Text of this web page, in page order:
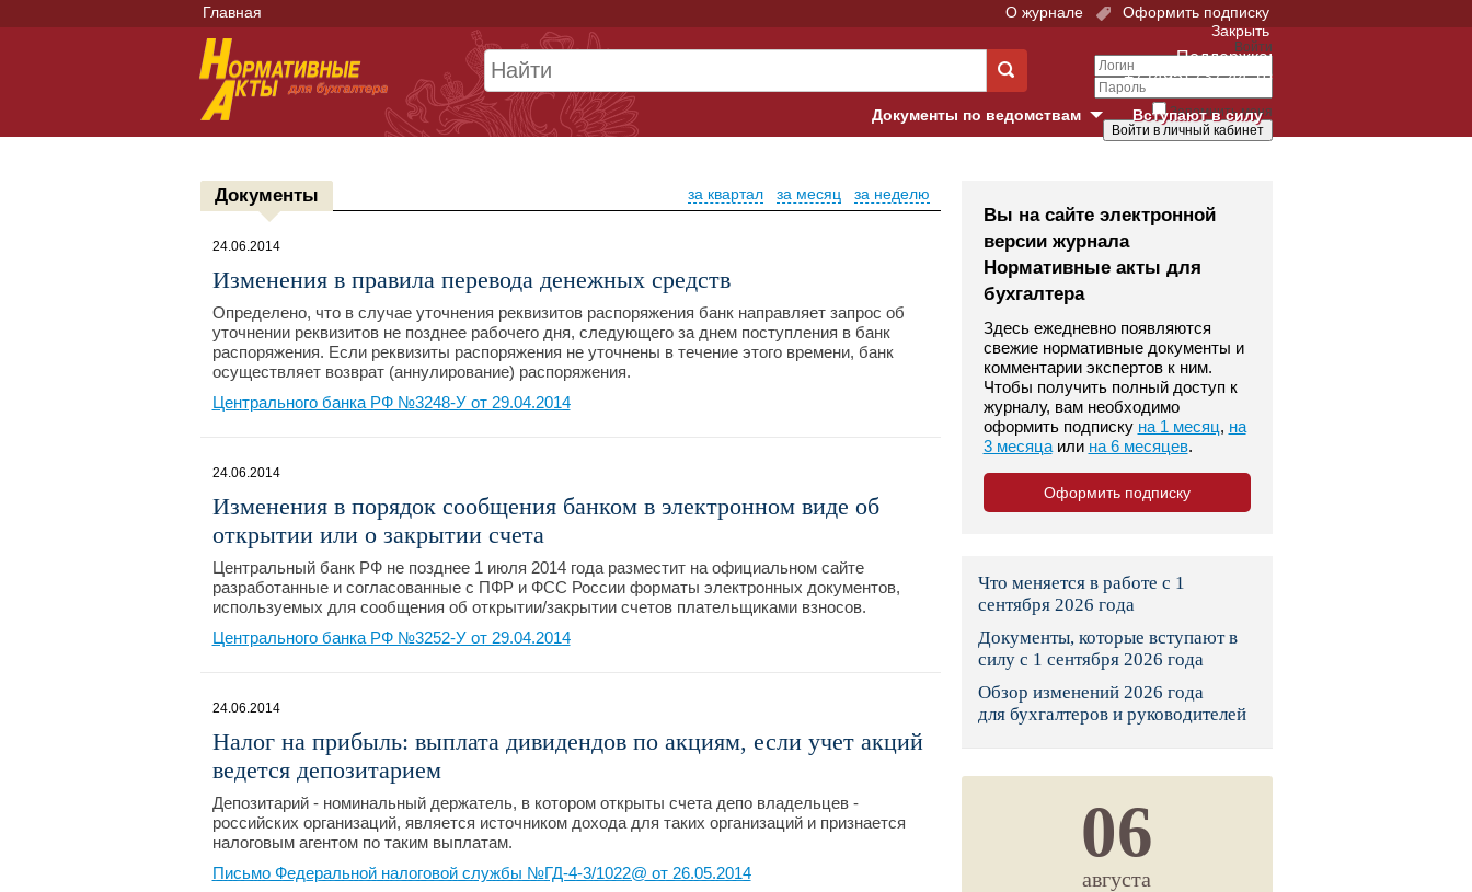
Главная О журнале
Оформить подписку
Закрыть
Войти
Запомнить меня
Поддержка:
+7 (495) 737-44-10
Вступают в силу
Документы по ведомствам
Банк России
Верховный Суд
Гострудинспекция в г. Москве
Конституционный Суд
Пенсионный фонд
Правительство
Социальный фонд России
Суд общей юрисдикции
Федеральная налоговая служба
Остальные ведомства
Документы за неделю
за месяц
за квартал
24.06.2014
Изменения в правила перевода денежных средств
Определено, что в случае уточнения реквизитов распоряжения банк направляет запрос об
уточнении реквизитов не позднее рабочего дня, следующего за днем поступления в банк
распоряжения. Если реквизиты распоряжения не уточнены в течение этого времени, банк
осуществляет возврат (аннулирование) распоряжения.
Центрального банка РФ №3248-У от 29.04.2014
24.06.2014
Изменения в порядок сообщения банком в электронном виде об
открытии или о закрытии счета
Центральный банк РФ не позднее 1 июля 2014 года разместит на официальном сайте
разработанные и согласованные с ПФР и ФСС России форматы электронных документов,
используемых для сообщения об открытии/закрытии счетов плательщиками взносов.
Центрального банка РФ №3252-У от 29.04.2014
24.06.2014
Налог на прибыль: выплата дивидендов по акциям, если учет акций
ведется депозитарием
Депозитарий - номинальный держатель, в котором открыты счета депо владельцев -
российских организаций, является источником дохода для таких организаций и признается
налоговым агентом по таким выплатам.
Письмо Федеральной налоговой службы №ГД-4-3/1022@ от 26.05.2014
Вы на сайте электронной
версии журнала
Нормативные акты для
бухгалтера
Здесь ежедневно появляются
свежие нормативные документы и
комментарии экспертов к ним.
Чтобы получить полный доступ к
журналу, вам необходимо
оформить подписку на 1 месяц, на
3 месяцаили на 6 месяцев.
Оформить подписку
Что меняется в работе с 1
сентября 2026 года
Документы, которые вступают в
силу с 1 сентября 2026 года
Обзор изменений 2026 года
для бухгалтеров и руководителей
06
августа